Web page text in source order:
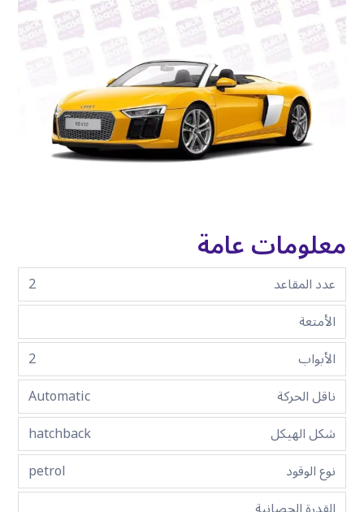
معلومات عامة
عدد المقاعد
2
الأمتعة
الأبواب
2
ناقل الحركة
Automatic
شكل الهيكل
hatchback
نوع الوقود
petrol